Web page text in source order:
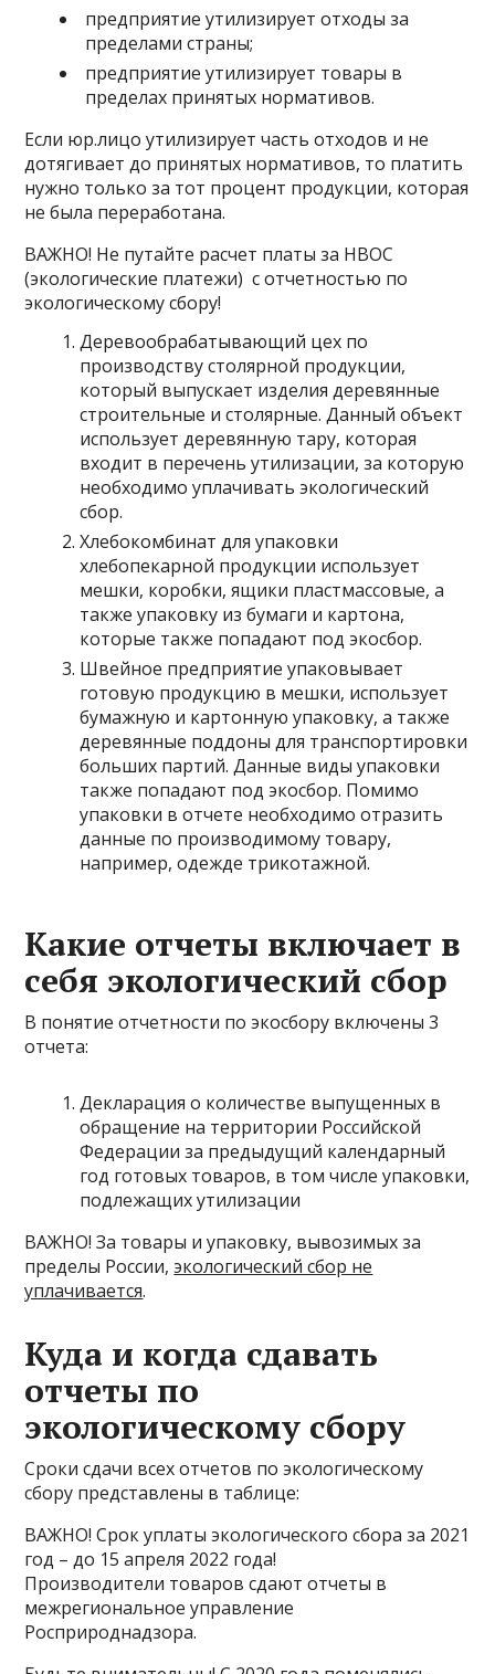
предприятие утилизирует отходы за
пределами страны;
предприятие утилизирует товары в
пределах принятых нормативов.
Если юр.лицо утилизирует часть отходов и не
дотягивает до принятых нормативов, то платить
нужно только за тот процент продукции, которая
не была переработана.
ВАЖНО! Не путайте расчет платы за НВОС
(экологические платежи) с отчетностью по
экологическому сбору!
Деревообрабатывающий цех по
производству столярной продукции,
который выпускает изделия деревянные
строительные и столярные. Данный объект
использует деревянную тару, которая
входит в перечень утилизации, за которую
необходимо уплачивать экологический
сбор.
Хлебокомбинат для упаковки
хлебопекарной продукции использует
мешки, коробки, ящики пластмассовые, а
также упаковку из бумаги и картона,
которые также попадают под экосбор.
Швейное предприятие упаковывает
готовую продукцию в мешки, использует
бумажную и картонную упаковку, а также
деревянные поддоны для транспортировки
больших партий. Данные виды упаковки
также попадают под экосбор. Помимо
упаковки в отчете необходимо отразить
данные по производимому товару,
например, одежде трикотажной.
Какие отчеты включает в
себя экологический сбор
В понятие отчетности по экосбору включены 3
отчета:
Декларация о количестве выпущенных в
обращение на территории Российской
Федерации за предыдущий календарный
год готовых товаров, в том числе упаковки,
подлежащих утилизации
ВАЖНО! За товары и упаковку, вывозимых за
пределы России,экологический сбор не
уплачивается.
Куда и когда сдавать
отчеты по
экологическому сбору
Сроки сдачи всех отчетов по экологическому
сбору представлены в таблице:
ВАЖНО! Срок уплаты экологического сбора за 2021
год – до 15 апреля 2022 года!
Производители товаров сдают отчеты в
межрегиональное управление
Росприроднадзора.